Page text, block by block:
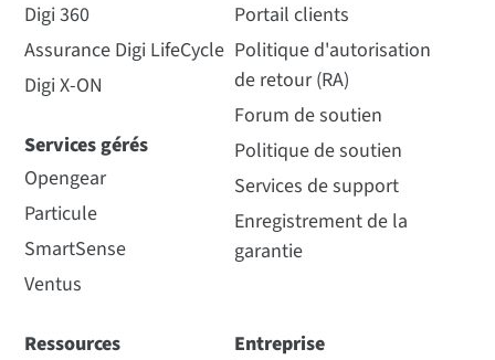
Digi 360
Assurance Digi LifeCycle
Digi X-ON
Services gérés
Opengear
Particule
SmartSense
Ventus
Portail clients
Politique d'autorisation
de retour (RA)
Forum de soutien
Politique de soutien
Services de support
Enregistrement de la
garantie
Ressources
Entreprise